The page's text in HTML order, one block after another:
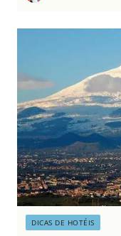
DICAS DE HOTÉIS